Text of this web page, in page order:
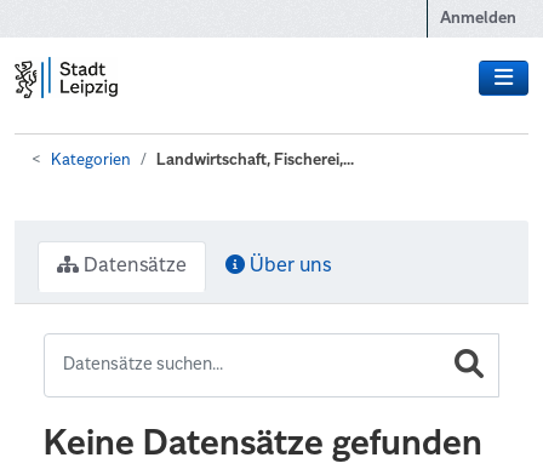
Anmelden
Kategorien Landwirtschaft, Fischerei,...
Datensätze Über uns
Keine Datensätze gefunden